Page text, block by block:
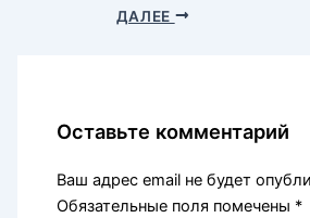
ДАЛЕЕ
Оставьте комментарий
Ваш адрес email не будет
Обязательные поля помечены *